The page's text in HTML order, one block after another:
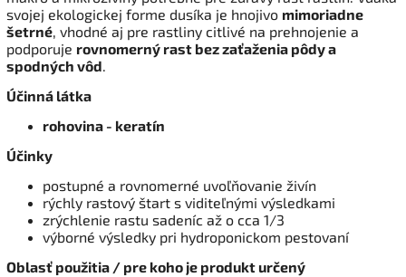
svojej ekologickej forme dusíka je hnojivo mimoriadne
šetrné, vhodné aj pre rastliny citlivé na prehnojenie a
podporuje rovnomerný rast bez zaťaženia pôdy a
spodných vôd.
Účinná látka
rohovina - keratín
Účinky
postupné a rovnomerné uvoľňovanie živín
rýchly rastový štart s viditeľnými výsledkami
zrýchlenie rastu sadeníc až o cca 1/3
výborné výsledky pri hydroponickom pestovaní
Oblasť použitia / pre koho je produkt určený